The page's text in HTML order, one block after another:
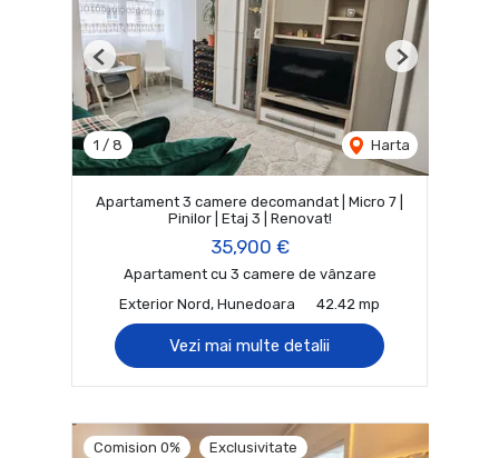
1 / 8 Harta
Previous Next
Apartament 3 camere decomandat | Micro 7 |
Pinilor | Etaj 3 | Renovat!
35,900 €
Apartament cu 3 camere de vânzare
Exterior Nord, Hunedoara
42.42 mp
Vezi mai multe detalii
Comision 0% Exclusivitate